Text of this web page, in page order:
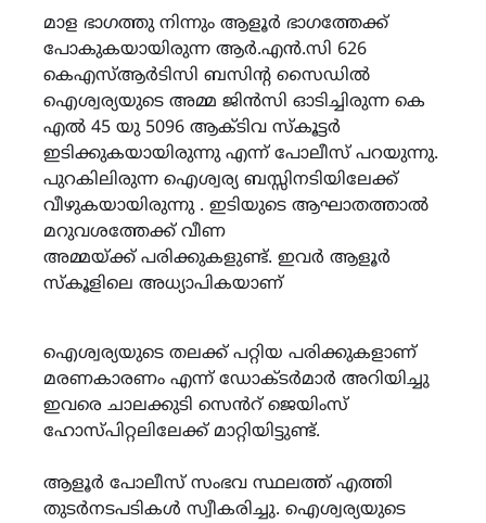
മാള ഭാഗത്തു നിന്നും ആളൂർ ഭാഗത്തേക്ക്
പോകുകയായിരുന്ന ആർ.എൻ.സി 626
കെഎസ്ആർടിസി ബസിന്റ സൈഡിൽ
ഐശ്വര്യയുടെ അമ്മ ജിൻസി ഓടിച്ചിരുന്ന കെ
എൽ 45 യു 5096 ആക്ടിവ സ്കൂട്ടർ
ഇടിക്കുകയായിരുന്നു എന്ന് പോലീസ് പറയുന്നു.
പുറകിലിരുന്ന ഐശ്വര്യ ബസ്സിനടിയിലേക്ക്
വീഴുകയായിരുന്നു . ഇടിയുടെ ആഘാതത്താൽ
മറുവശത്തേക്ക് വീണ
അമ്മയ്ക്ക് പരിക്കുകളുണ്ട്. ഇവർ ആളൂർ
സ്കൂളിലെ അധ്യാപികയാണ്
ഐശ്വര്യയുടെ തലക്ക് പറ്റിയ പരിക്കുകളാണ്
മരണകാരണം എന്ന് ഡോക്ടർമാർ അറിയിച്ചു
ഇവരെ ചാലക്കുടി സെൻറ് ജെയിംസ്
ഹോസ്പിറ്റലിലേക്ക് മാറ്റിയിട്ടുണ്ട്.
ആളൂർ പോലീസ് സംഭവ സ്ഥലത്ത് എത്തി
തുടർനടപടികൾ സ്വീകരിച്ചു. ഐശ്വര്യയുടെ